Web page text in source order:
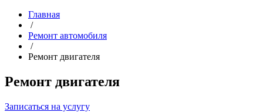
Главная
/
Ремонт автомобиля
/
Ремонт двигателя
Ремонт двигателя
Записаться на услугу